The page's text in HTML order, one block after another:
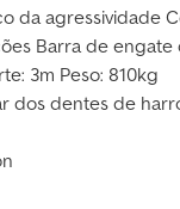
da agressividade
Barra de
3m Peso: 810kg
dos dentes de